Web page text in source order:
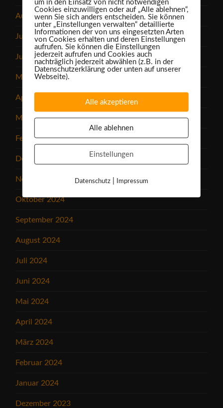
August 2025
Juli 2025
Juni 2025
Mai 2025
April 2025
März 2025
Februar 2025
Dezember 2024
November 2024
Oktober 2024
September 2024
August 2024
Juli 2024
Juni 2024
Mai 2024
April 2024
März 2024
Februar 2024
Januar 2024
Dezember 2023
um in den Einsatz von nicht notwendigen
Cookies einzuwilligen oder auf „Alle ablehnen“,
wenn Sie sich anders entscheiden. Sie können
unter „Einstellungen verwalten“ detaillierte
Informationen der von uns eingesetzten Arten
von Cookies erhalten und deren Einstellungen
aufrufen. Sie können die Einstellungen
jederzeit aufrufen und Cookies auch
nachträglich jederzeit abwählen (z.B. in der
Datenschutzerklärung oder unten auf unserer
Webseite).
Alle akzeptieren
Alle ablehnen
Einstellungen
Datenschutz| Impressum